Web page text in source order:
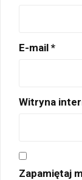
E-mail *
Witryna
Zapamiętaj